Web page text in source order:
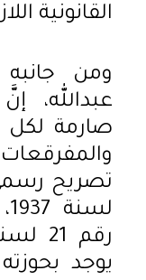
القانونية
ومن
عبدالله،
صارمة لكل
يوجد